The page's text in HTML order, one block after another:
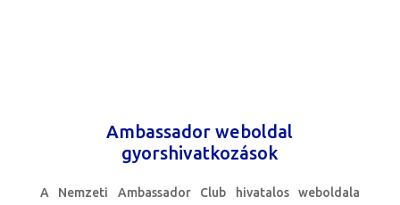
Ambassador weboldal
gyorshivatkozások
A Nemzeti Ambassador Club hivatalos weboldala